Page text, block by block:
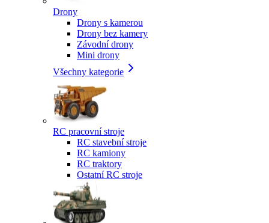
Drony
Drony s kamerou
Drony bez kamery
Závodní drony
Mini drony
Všechny kategorie
RC pracovní stroje
RC stavební stroje
RC kamiony
RC traktory
Ostatní RC stroje